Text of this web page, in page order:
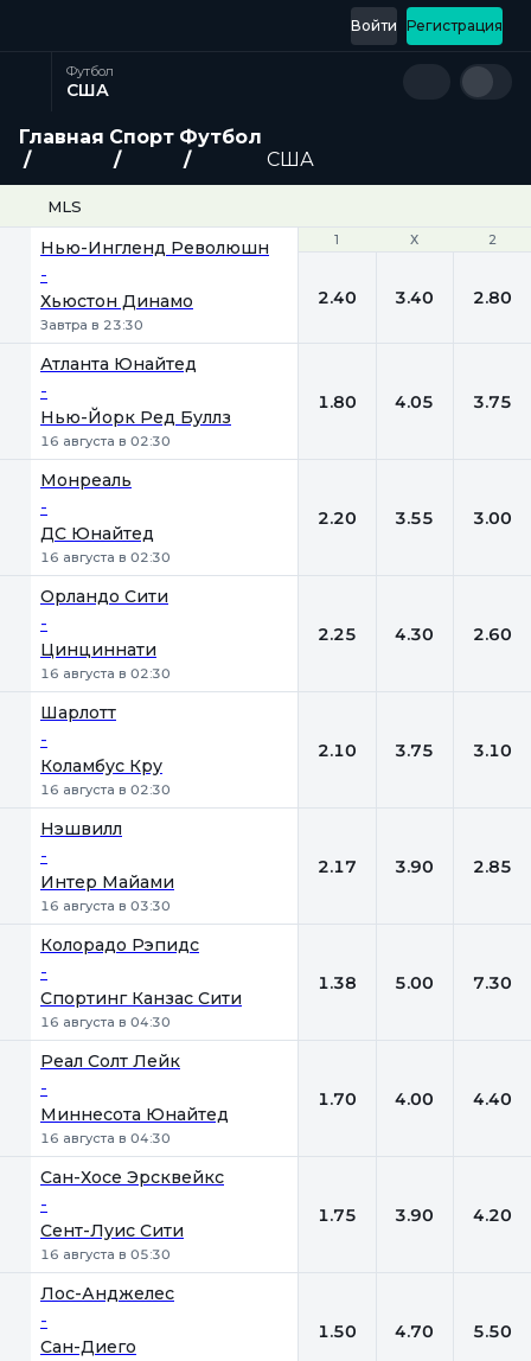
Регистрация
Войти
Футбол
США
Главная Спорт Футбол
США
MLS
1 Х 2
Нью-Ингленд Революшн
-
Хьюстон Динамо
Завтра в 23:30
1 Х 2
2.40 3.40 2.80
Атланта Юнайтед
-
Нью-Йорк Ред Буллз
16 августа в 02:30
1.80 4.05 3.75
Монреаль
-
ДС Юнайтед
16 августа в 02:30
2.20 3.55 3.00
Орландо Сити
-
Цинциннати
16 августа в 02:30
2.25 4.30 2.60
Шарлотт
-
Коламбус Кру
16 августа в 02:30
2.10 3.75 3.10
Нэшвилл
-
Интер Майами
16 августа в 03:30
2.17 3.90 2.85
Колорадо Рэпидс
-
Спортинг Канзас Сити
16 августа в 04:30
1.38 5.00 7.30
Реал Солт Лейк
-
Миннесота Юнайтед
16 августа в 04:30
1.70 4.00 4.40
Сан-Хосе Эрсквейкс
-
Сент-Луис Сити
16 августа в 05:30
1.75 3.90 4.20
Лос-Анджелес
-
Сан-Диего
1.50 4.70 5.50